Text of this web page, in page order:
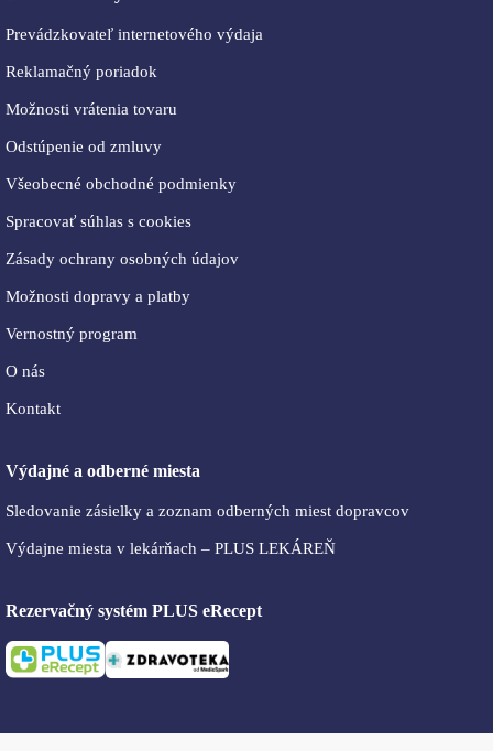
Prevádzkovateľ internetového výdaja
Reklamačný poriadok
Možnosti vrátenia tovaru
Odstúpenie od zmluvy
Všeobecné obchodné podmienky
Spracovať súhlas s cookies
Zásady ochrany osobných údajov
Možnosti dopravy a platby
Vernostný program
O nás
Kontakt
Výdajné a odberné miesta
Sledovanie zásielky a zoznam odberných miest dopravcov
Výdajne miesta v lekárňach – PLUS LEKÁREŇ
Rezervačný systém PLUS eRecept